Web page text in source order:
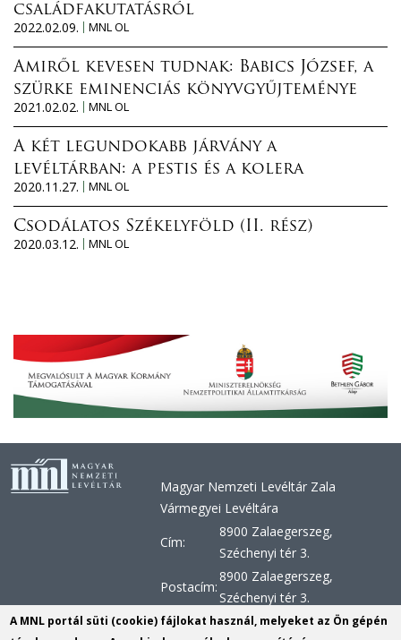
családfakutatásról
2022.02.09.
MNL OL
Amiről kevesen tudnak: Babics József, a
szürke eminenciás könyvgyűjteménye
2021.02.02.
MNL OL
A két legundokabb járvány a
levéltárban: a pestis és a kolera
2020.11.27.
MNL OL
Csodálatos Székelyföld (II. rész)
2020.03.12.
MNL OL
Magyar Nemzeti Levéltár Zala
Vármegyei Levéltára
Cím:
8900 Zalaegerszeg,
Széchenyi tér 3.
Postacím:
8900 Zalaegerszeg,
Széchenyi tér 3.
Telefon:
+36 92 510 030, +36 92 598
A MNL portál süti (cookie) fájlokat használ, melyeket az Ön gépén